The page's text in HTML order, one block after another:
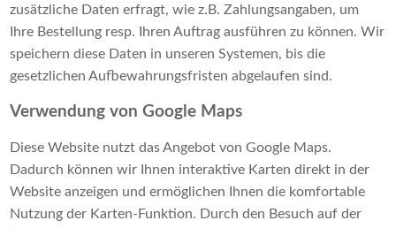
zusätzliche Daten erfragt, wie z.B. Zahlungsangaben, um
Ihre Bestellung resp. Ihren Auftrag ausführen zu können. Wir
speichern diese Daten in unseren Systemen, bis die
gesetzlichen Aufbewahrungsfristen abgelaufen sind.
Verwendung von Google Maps
Diese Website nutzt das Angebot von Google Maps.
Dadurch können wir Ihnen interaktive Karten direkt in der
Website anzeigen und ermöglichen Ihnen die komfortable
Nutzung der Karten-Funktion. Durch den Besuch auf der